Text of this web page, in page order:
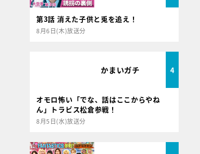
第3話 消えた子供と兎を追え！
8月6日(木)放送分
かまいガチ 4
オモロ怖い「でな、話はここからやね
ん」トラビス松倉参戦！
8月5日(水)放送分